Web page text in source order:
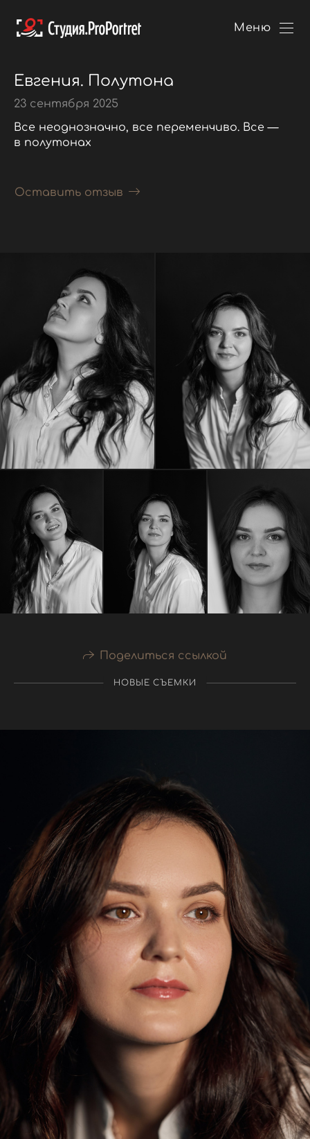
Меню
Евгения. Полутона
23 сентября 2025
Все неоднозначно, все переменчиво. Все —
в полутонах
Оставить отзыв
Поделиться ссылкой
НОВЫЕ СЪЕМКИ